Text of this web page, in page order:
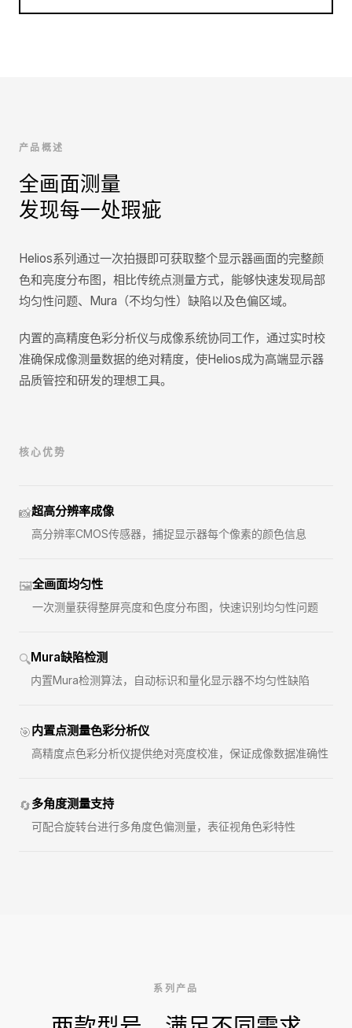
产品概述
全画面测量
发现每一处瑕疵
Helios系列通过一次拍摄即可获取整个显示器画面的完整颜
色和亮度分布图，相比传统点测量方式，能够快速发现局部
均匀性问题、Mura（不均匀性）缺陷以及色偏区域。
内置的高精度色彩分析仪与成像系统协同工作，通过实时校
准确保成像测量数据的绝对精度，使Helios成为高端显示器
品质管控和研发的理想工具。
核心优势
📸超高分辨率成像
高分辨率CMOS传感器，捕捉显示器每个像素的颜色信息
🖼️全画面均匀性
一次测量获得整屏亮度和色度分布图，快速识别均匀性问题
🔍Mura缺陷检测
内置Mura检测算法，自动标识和量化显示器不均匀性缺陷
🎯内置点测量色彩分析仪
高精度点色彩分析仪提供绝对亮度校准，保证成像数据准确性
🔄多角度测量支持
可配合旋转台进行多角度色偏测量，表征视角色彩特性
系列产品